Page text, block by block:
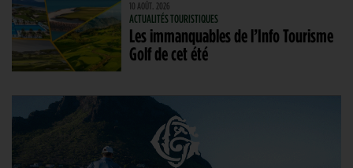
10 AOÛT. 2026
ACTUALITÉS TOURISTIQUES
Les immanquables de l’Info Tourisme
Golf de cet été